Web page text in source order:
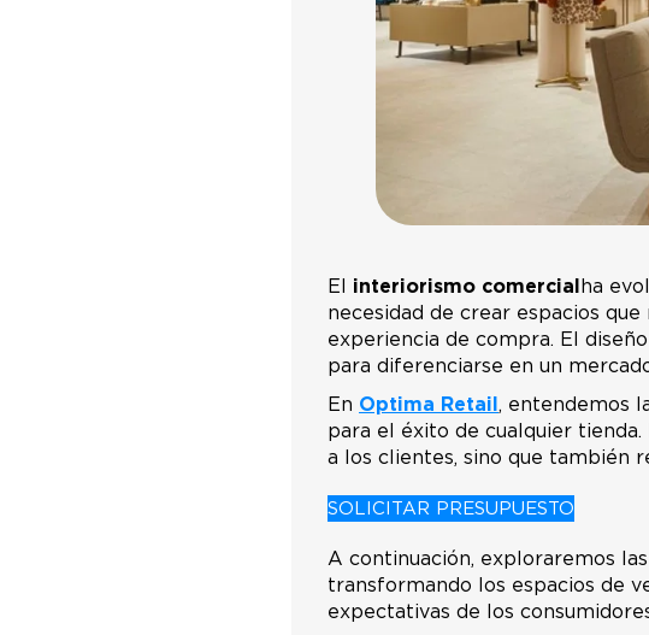
El interiorismo comercialha
necesidad de crear espacios
experiencia de compra. El
para diferenciarse en un
En Optima Retail, entendemos
para el éxito de cualquier
a los clientes, sino que también
SOLICITAR PRESUPUESTO
A continuación, exploraremos
transformando los espacios de
expectativas de los